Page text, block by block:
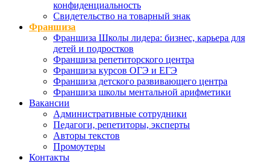
конфиденциальность
Свидетельство на товарный знак
Франшиза
Франшиза Школы лидера: бизнес, карьера для
детей и подростков
Франшиза репетиторского центра
Франшиза курсов ОГЭ и ЕГЭ
Франшиза детского развивающего центра
Франшиза школы ментальной арифметики
Вакансии
Административные сотрудники
Педагоги, репетиторы, эксперты
Авторы текстов
Промоутеры
Контакты